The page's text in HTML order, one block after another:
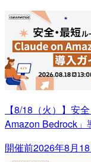
【8/18（火）】安
Amazon Bedrock」
開催前2026年8月